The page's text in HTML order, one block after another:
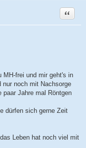
Zitat
MH-frei und mir geht's in
nur noch mit Nachsorge
Jahre mal Röntgen
dürfen sich gerne Zeit
Leben hat noch viel mit